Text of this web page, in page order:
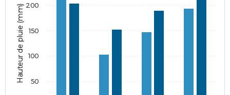
Hauteur de pluie (mm) 50
100
150
200